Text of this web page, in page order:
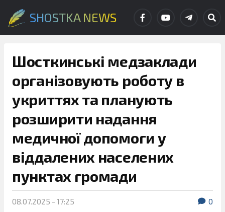
SHOSTKA NEWS
Шосткинські медзаклади
організовують роботу в
укриттях та планують
розширити надання
медичної допомоги у
віддалених населених
пунктах громади
08.07.2025 - 17:25 0